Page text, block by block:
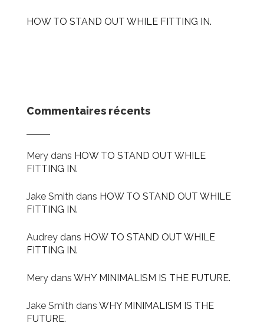
HOW TO STAND OUT WHILE FITTING IN.
Commentaires récents
Merydans HOW TO STAND OUT WHILE
FITTING IN.
Jake Smith dans HOW TO STAND OUT WHILE
FITTING IN.
Audreydans HOW TO STAND OUT WHILE
FITTING IN.
Merydans WHY MINIMALISM IS THE FUTURE.
Jake Smith dans WHY MINIMALISM IS THE
FUTURE.